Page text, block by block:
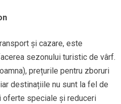
și cazare, este
sezonului turistic de vârf.
prețurile pentru zboruri
destinațiile nu sunt la fel de
oferte speciale și reduceri